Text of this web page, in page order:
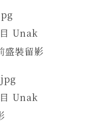
Unak
盛裝留影
Unak